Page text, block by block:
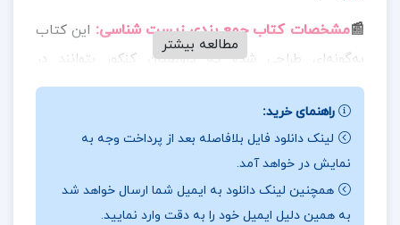
📰مشخصات کتاب جمع بندی زیست شناسی: این کتاب
به‌گونه‌ای طراحی شده که داوطلبان کنکور بتوانند در
بازه‌های زمانی کوتاه، به شکلی هدفمند و ساختارمند،
تمامی مباحث مهم زیست‌شناسی را مرور کنند. محتوا
به‌صورت خلاصه‌نویسی حرفه‌ای، دسته‌بندی مطالب و ارائه
نکات کلیدی و پرکاربرد تنظیم شده است؛ به‌طوری‌که بیش
از سه هزار نکته مهم و پرتکرار کنکوری را در بر می‌گیرد.
مطالعه بیشتر
راهنمای خرید:
لینک دانلود فایل بلافاصله بعد از پرداخت وجه به
نمایش در خواهد آمد.
همچنین لینک دانلود به ایمیل شما ارسال خواهد شد
به همین دلیل ایمیل خود را به دقت وارد نمایید.